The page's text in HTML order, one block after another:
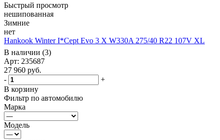
Быстрый просмотр
нешипованная
Зимние
нет
Hankook Winter I*Cept Evo 3 X W330A 275/40 R22 107V XL
В наличии (3)
Арт: 235687
27 960 руб.
-
+
В корзину
Фильтр по автомобилю
Марка
Модель